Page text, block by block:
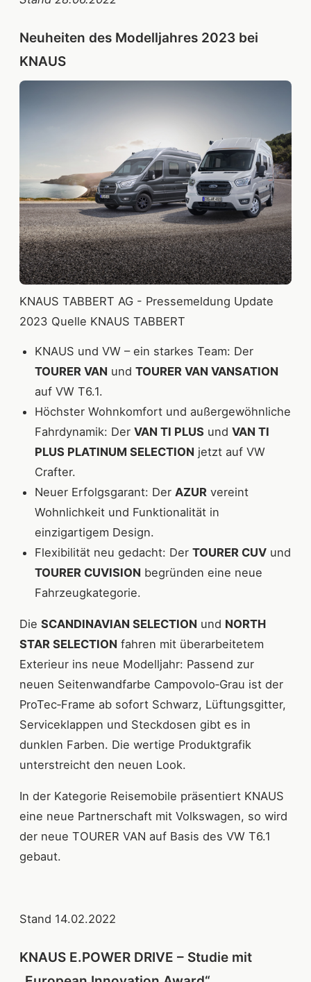
Neuheiten des Modelljahres 2023 bei
KNAUS
KNAUS TABBERT AG - Pressemeldung Update
2023 Quelle KNAUS TABBERT
KNAUS und VW – ein starkes Team: Der
TOURER VAN und TOURER VAN VANSATION
auf VW T6.1.
Höchster Wohnkomfort und außergewöhnliche
Fahrdynamik: Der VAN TI PLUS und VAN TI
PLUS PLATINUM SELECTION jetzt auf VW
Crafter.
Neuer Erfolgsgarant: Der AZUR vereint
Wohnlichkeit und Funktionalität in
einzigartigem Design.
Flexibilität neu gedacht: Der TOURER CUV und
TOURER CUVISION begründen eine neue
Fahrzeugkategorie.
Die SCANDINAVIAN SELECTION und NORTH
STAR SELECTION fahren mit überarbeitetem
Exterieur ins neue Modelljahr: Passend zur
neuen Seitenwandfarbe Campovolo‐Grau ist der
ProTec‐Frame ab sofort Schwarz, Lüftungsgitter,
Serviceklappen und Steckdosen gibt es in
dunklen Farben. Die wertige Produktgrafik
unterstreicht den neuen Look.
In der Kategorie Reisemobile präsentiert KNAUS
eine neue Partnerschaft mit Volkswagen, so wird
der neue TOURER VAN auf Basis des VW T6.1
gebaut.
Stand 14.02.2022
KNAUS E.POWER DRIVE – Studie mit